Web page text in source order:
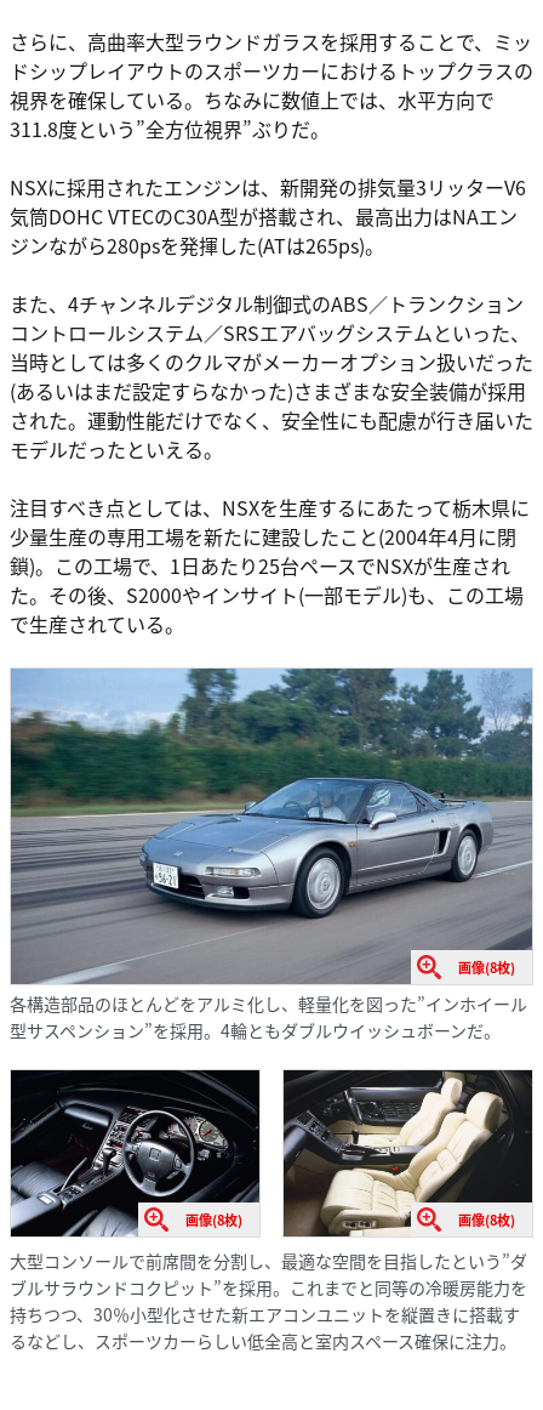
さらに、高曲率大型ラウンドガラスを採用することで、ミッ
ドシップレイアウトのスポーツカーにおけるトップクラスの
視界を確保している。ちなみに数値上では、水平方向で
311.8度という”全方位視界”ぶりだ。
NSXに採用されたエンジンは、新開発の排気量3リッターV6
気筒DOHC VTECのC30A型が搭載され、最高出力はNAエン
ジンながら280psを発揮した(ATは265ps)。
また、4チャンネルデジタル制御式のABS／トランクション
コントロールシステム／SRSエアバッグシステムといった、
当時としては多くのクルマがメーカーオプション扱いだった
(あるいはまだ設定すらなかった)さまざまな安全装備が採用
された。運動性能だけでなく、安全性にも配慮が行き届いた
モデルだったといえる。
注目すべき点としては、NSXを生産するにあたって栃木県に
少量生産の専用工場を新たに建設したこと(2004年4月に閉
鎖)。この工場で、1日あたり25台ペースでNSXが生産され
た。その後、S2000やインサイト(一部モデル)も、この工場
で生産されている。
画像(8枚)
各構造部品のほとんどをアルミ化し、軽量化を図った”インホイール
型サスペンション”を採用。4輪ともダブルウイッシュボーンだ。
画像(8枚) 画像(8枚)
大型コンソールで前席間を分割し、最適な空間を目指したという”ダ
ブルサラウンドコクピット”を採用。これまでと同等の冷暖房能力を
持ちつつ、30％小型化させた新エアコンユニットを縦置きに搭載す
るなどし、スポーツカーらしい低全高と室内スペース確保に注力。